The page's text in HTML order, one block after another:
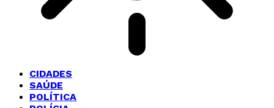
CIDADES
SAÚDE
POLÍTICA